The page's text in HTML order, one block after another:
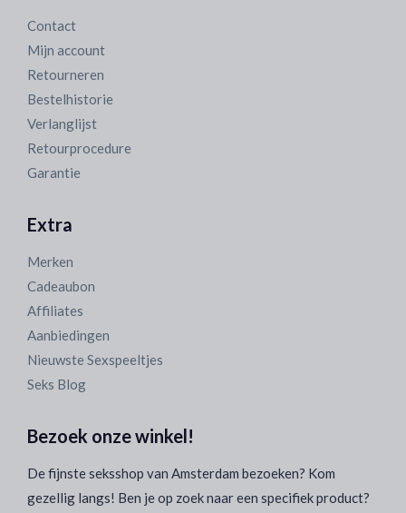
Contact
Mijn account
Retourneren
Bestelhistorie
Verlanglijst
Retourprocedure
Garantie
Extra
Merken
Cadeaubon
Affiliates
Aanbiedingen
Nieuwste Sexspeeltjes
Seks Blog
Bezoek onze winkel!
De fijnste seksshop van Amsterdam bezoeken? Kom
gezellig langs! Ben je op zoek naar een specifiek product?